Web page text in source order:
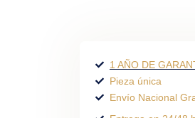
1 AÑO DE
Pieza única
Envío Nacional